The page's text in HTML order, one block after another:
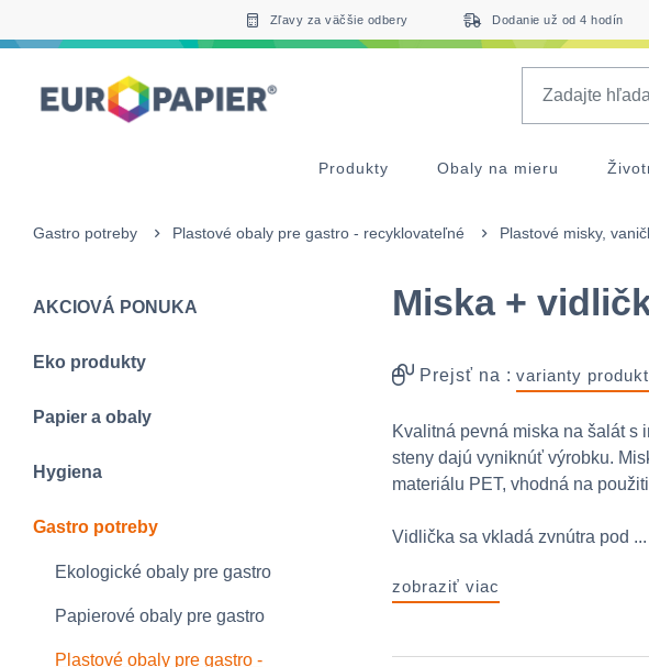
Zľavy za väčšie odbery Dodanie už od 4 hodín
Produkty Obaly na mieru
Gastro potreby Plastové obaly pre gastro - recyklovateľné Plastové misky,
AKCIOVÁ PONUKA
Eko produkty
Papier a obaly
Hygiena
Gastro potreby
Ekologické obaly pre gastro
Papierové obaly pre gastro
Plastové obaly pre gastro -
Miska +
Prejsť na : varianty
Kvalitná pevná miska na šalát s
steny dajú vyniknúť výrobku.
materiálu PET, vhodná na
Vidlička sa vkladá zvnútra pod ...
zobraziť viac